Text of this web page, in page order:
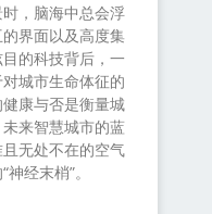
，脑海中总会浮
界面以及高度集
的科技背后，一
城市生命体征的
康与否是衡量城
来智慧城市的蓝
无处不在的空气
经末梢”。